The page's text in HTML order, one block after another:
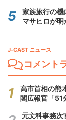
家族旅行の
マサヒロが
J-CAST ニュース
コメント
高市首相の熊
閣広報官「51
元文科事務次